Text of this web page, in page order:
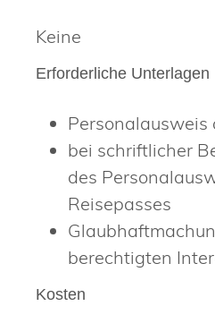
Keine
Erforderliche Unterlagen
Personalausweis
bei schriftlicher
des
Reisepasses
berechtigten
Kosten